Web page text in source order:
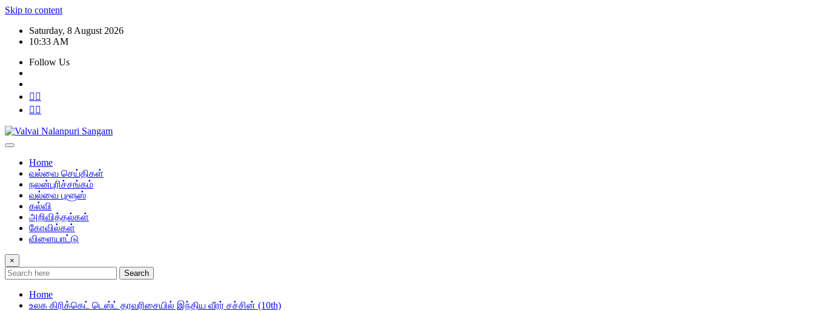
Skip to content
Saturday, 8 August 2026
10:33 AM
Follow Us
Home
வல்வை செய்திகள்
நலன்புரிச்சங்கம்
வல்வை புளூஸ்
கல்வி
அறிவித்தல்கள்
கோவில்கள்
விளையாட்டு
×
Search
Home
உலக கிரிக்கெட் டெஸ்ட் தரவரிசையில் இந்திய வீரர் சச்சின் (10th)